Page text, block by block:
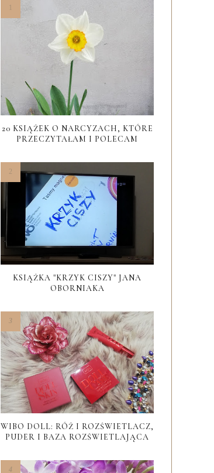
20 KSIĄŻEK O NARCYZACH, KTÓRE
PRZECZYTAŁAM I POLECAM
KSIĄŻKA "KRZYK CISZY" JANA
OBORNIAKA
WIBO DOLL: RÓŻ I ROZŚWIETLACZ,
PUDER I BAZA ROZŚWIETLAJĄCA